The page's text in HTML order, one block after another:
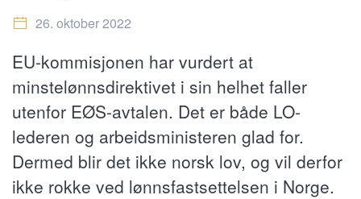
26. oktober 2022
EU-kommisjonen har vurdert at
minstelønnsdirektivet i sin helhet faller
utenfor EØS-avtalen. Det er både LO-
lederen og arbeidsministeren glad for.
Dermed blir det ikke norsk lov, og vil derfor
ikke rokke ved lønnsfastsettelsen i Norge.